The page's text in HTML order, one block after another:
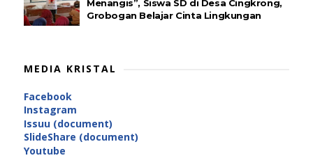
Menangis”, Siswa SD di Desa Cingkrong,
Grobogan Belajar Cinta Lingkungan
MEDIA KRISTAL
Facebook
Instagram
Issuu (document)
SlideShare (document)
Youtube